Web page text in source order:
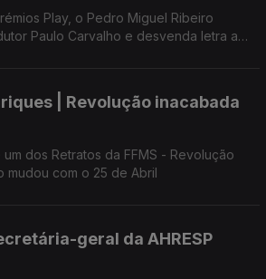
Play, o Pedro Miguel Ribeiro
Paulo Carvalho e desvenda letra a
| Revolução inacabada
dos Retratos da FFMS - Revolução
mudou com o 25 de Abril
geral da AHRESP